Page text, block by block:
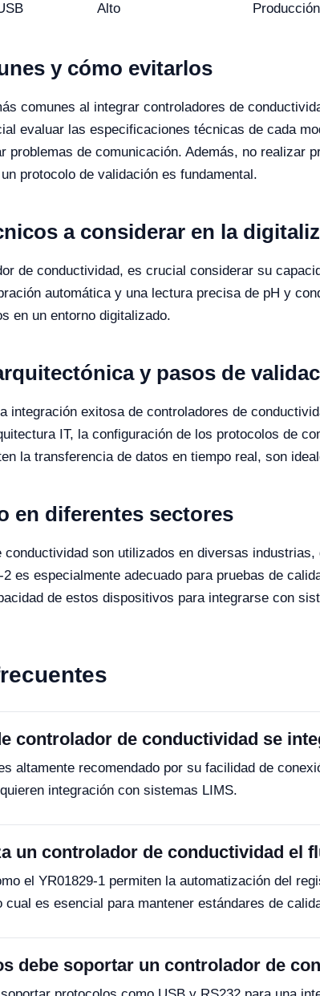
Alto
y cómo evitarlos
comunes al integrar controladores de
evaluar las especificaciones técnicas de cada
problemas de comunicación. Además, no realizar
protocolo de validación es fundamental.
a considerar en la
de conductividad, es crucial considerar su
automática y una lectura precisa de pH y
en un entorno digitalizado.
y pasos de
integración exitosa de controladores de
IT, la configuración de los protocolos de
la transferencia de datos en tiempo real, son
en diferentes sectores
conductividad son utilizados en diversas
es especialmente adecuado para pruebas de
de estos dispositivos para integrarse con
controlador de conductividad se
altamente recomendado por su facilidad de
integración con sistemas LIMS.
un controlador de conductividad el
el YR01829-1 permiten la automatización del
cual es esencial para mantener estándares de
debe soportar un controlador de